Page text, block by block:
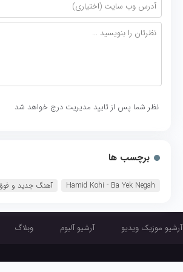
نظر شما پس از تایید مدیریت درج خواهد شد
برچسب ها
Hamid Kohi - Ba Yek Negah آهنگ جدید و فوق
آرشیو موزیک ویدیو آرشیو آلبوم وبلاگ